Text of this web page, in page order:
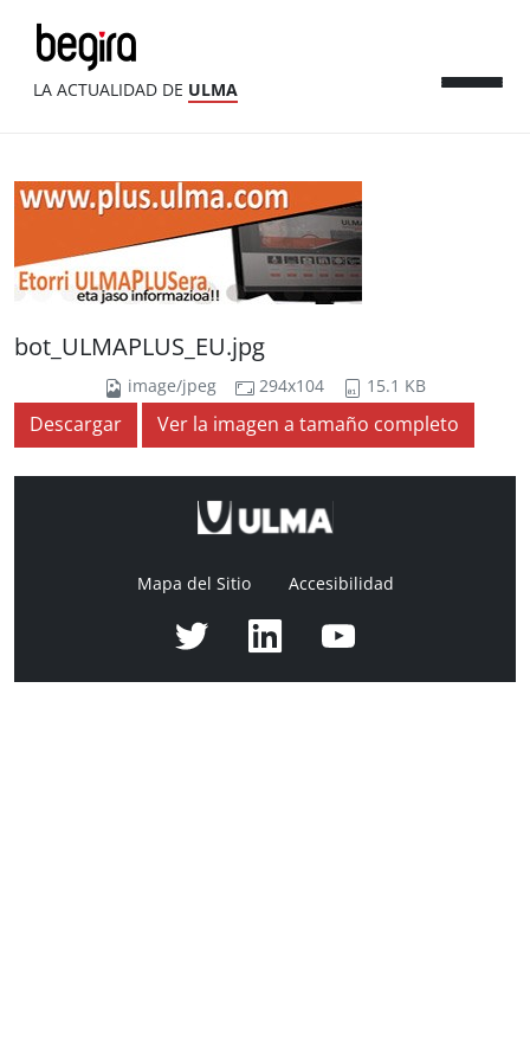
LA ACTUALIDAD DE ULMA
bot_ULMAPLUS_EU.jpg
image/jpeg 294x104 15.1 KB
Descargar Ver la imagen a tamaño completo
Mapa del Sitio Accesibilidad